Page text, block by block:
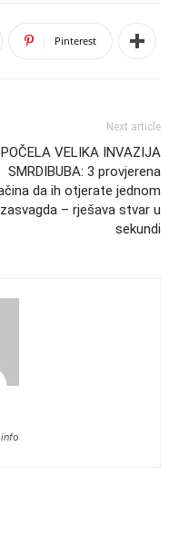
Pinterest
Next article
POČELA VELIKA INVAZIJA
SMRDIBUBA: 3 provjerena
da ih otjerate jednom
zasvagda – rješava stvar u
sekundi